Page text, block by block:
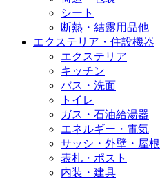
シート
断熱・結露用品他
エクステリア・住設機器
エクステリア
キッチン
バス・洗面
トイレ
ガス・石油給湯器
エネルギー・電気
サッシ・外壁・屋根
表札・ポスト
内装・建具